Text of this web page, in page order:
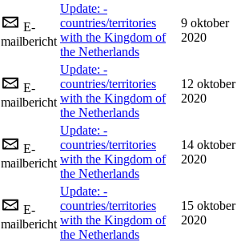
E-
mailbericht
Update: -
countries/territories
with the Kingdom of
the Netherlands
9 oktober
2020
E-
mailbericht
Update: -
countries/territories
with the Kingdom of
the Netherlands
12 oktober
2020
E-
mailbericht
Update: -
countries/territories
with the Kingdom of
the Netherlands
14 oktober
2020
E-
mailbericht
Update: -
countries/territories
with the Kingdom of
the Netherlands
15 oktober
2020